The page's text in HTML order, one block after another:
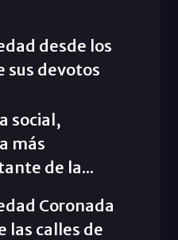
desde los
sus devotos
social,
más
de la...
Coronada
las calles de